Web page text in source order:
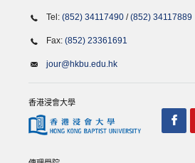
Tel: (852) 34117490 /(852) 34117889
Fax: (852) 23361691
jour@hkbu.edu.hk
香港浸會大學